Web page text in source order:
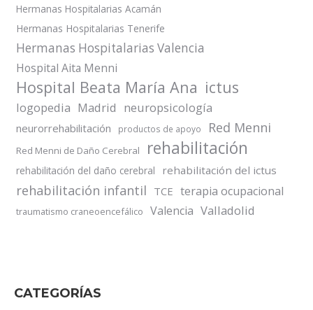
Hermanas Hospitalarias Acamán
Hermanas Hospitalarias Tenerife
Hermanas Hospitalarias Valencia
Hospital Aita Menni
Hospital Beata María Ana ictus
logopedia Madrid neuropsicología
neurorrehabilitación productos de apoyo Red Menni
Red Menni de Daño Cerebral rehabilitación
rehabilitación del daño cerebral rehabilitación del ictus
rehabilitación infantil TCE terapia ocupacional
traumatismo craneoencefálico Valencia Valladolid
CATEGORÍAS